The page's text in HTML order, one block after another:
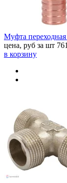
Муфта
цена, руб за шт 761
в корзину